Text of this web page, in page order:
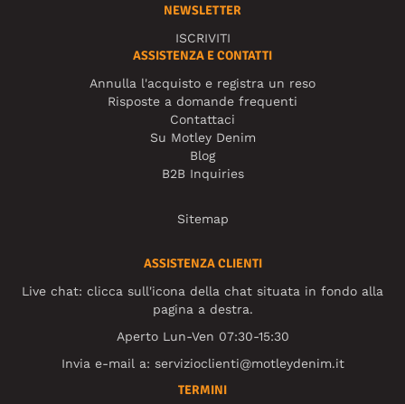
NEWSLETTER
ISCRIVITI
ASSISTENZA E CONTATTI
Annulla l'acquisto e registra un reso
Risposte a domande frequenti
Contattaci
Su Motley Denim
Blog
B2B Inquiries
Sitemap
ASSISTENZA CLIENTI
Live chat: clicca sull'icona della chat situata in fondo alla
pagina a destra.
Aperto Lun-Ven 07:30-15:30
Invia e-mail a: servizioclienti@motleydenim.it
TERMINI